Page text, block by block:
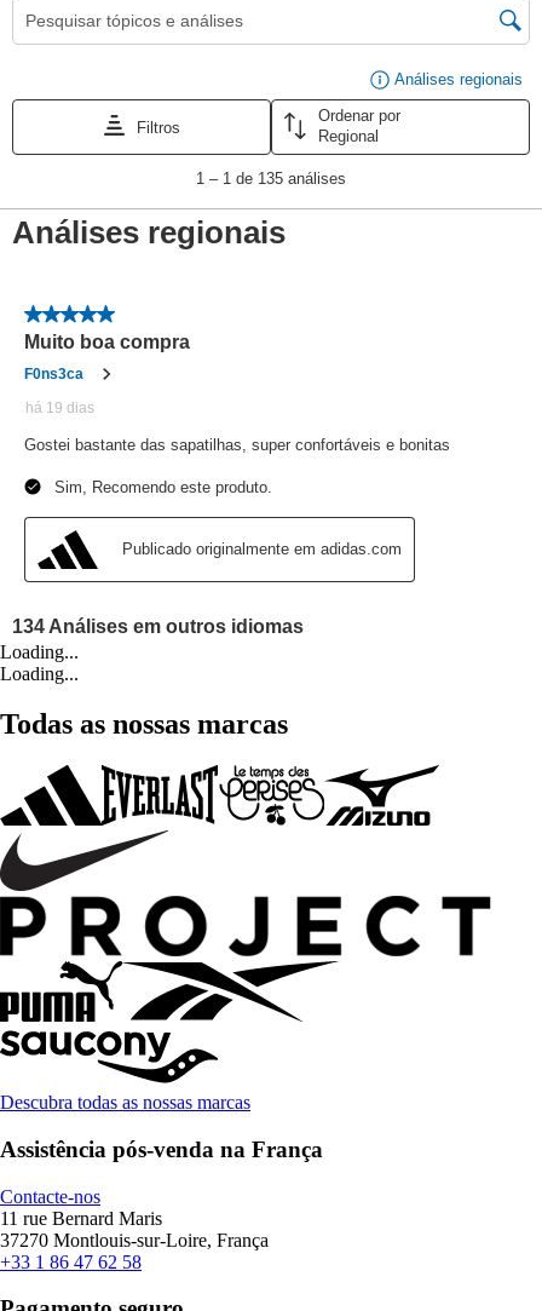
Loading...
Loading...
Todas as nossas marcas
Descubra todas as nossas marcas
Assistência pós-venda na França
Contacte-nos
11 rue Bernard Maris
37270 Montlouis-sur-Loire, França
+33 1 86 47 62 58